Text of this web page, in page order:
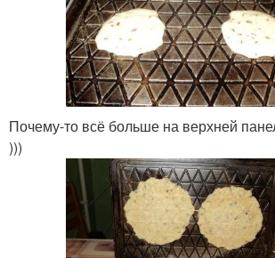
Почему-то всё больше на верхней
)))